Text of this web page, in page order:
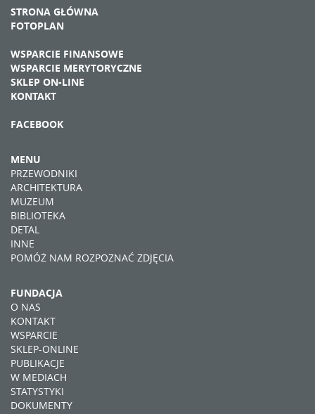
STRONA GŁÓWNA
FOTOPLAN
WSPARCIE FINANSOWE
WSPARCIE MERYTORYCZNE
SKLEP ON-LINE
KONTAKT
FACEBOOK
MENU
PRZEWODNIKI
ARCHITEKTURA
MUZEUM
BIBLIOTEKA
DETAL
INNE
POMÓŻ NAM ROZPOZNAĆ ZDJĘCIA
FUNDACJA
O NAS
KONTAKT
WSPARCIE
SKLEP-ONLINE
PUBLIKACJE
W MEDIACH
STATYSTYKI
DOKUMENTY